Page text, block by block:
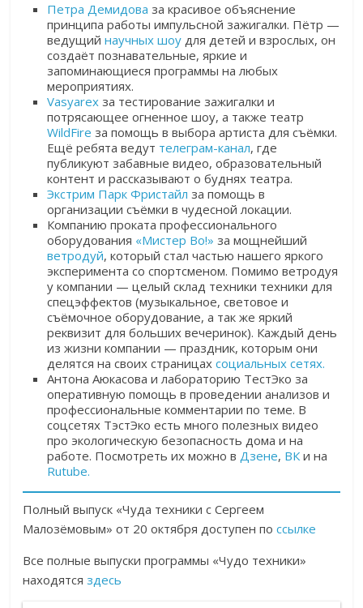
Петра Демидова за красивое объяснение
принципа работы импульсной зажигалки. Пётр —
ведущийнаучных шоу для детей и взрослых, он
создаёт познавательные, яркие и
запоминающиеся программы на любых
мероприятиях.
Vasyarex за тестирование зажигалки и
потрясающее огненное шоу, а также театр
WildFire за помощь в выбора артиста для съёмки.
Ещё ребята ведут телеграм-канал, где
публикуют забавные видео, образовательный
контент и рассказывают о буднях театра.
Экстрим Парк Фристайл за помощь в
организации съёмки в чудесной локации.
Компанию проката профессионального
оборудования «Мистер Во!» за мощнейший
ветродуй, который стал частью нашего яркого
эксперимента со спортсменом. Помимо ветродуя
у компании — целый склад техники техники для
спецэффектов (музыкальное, световое и
съёмочное оборудование, а так же яркий
реквизит для больших вечеринок). Каждый день
из жизни компании — праздник, которым они
делятся на своих страницахсоциальных сетях.
Антона Аюкасова и лабораторию ТестЭко за
оперативную помощь в проведении анализов и
профессиональные комментарии по теме. В
соцсетях ТэстЭко есть много полезных видео
про экологическую безопасность дома и на
работе. Посмотреть их можно вДзене, ВКи на
Rutube.
Полный выпуск «Чуда техники с Сергеем
Малозёмовым» от 20 октября доступен поссылке
Все полные выпуски программы «Чудо техники»
находятсяздесь